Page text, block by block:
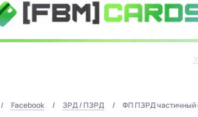
Facebook ЗРД / ПЗРД ФП ПЗРД частичный